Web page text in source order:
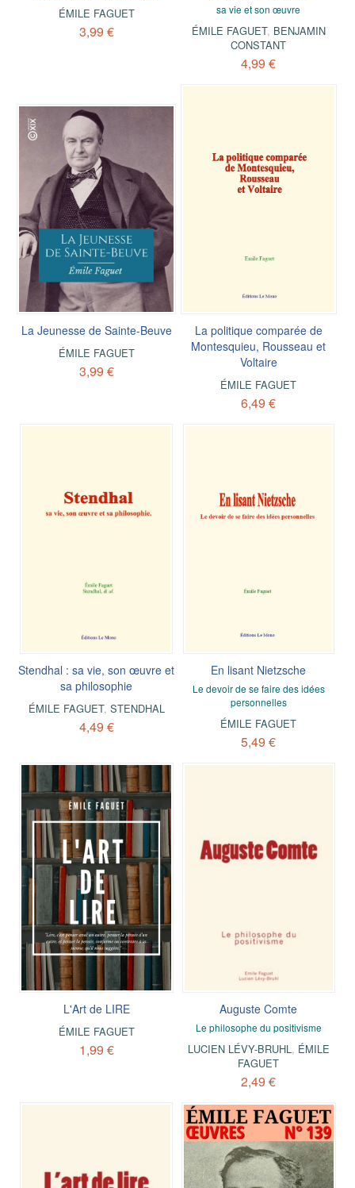
ÉMILE FAGUET
3,99 €
sa vie et son œuvre
ÉMILE FAGUET, BENJAMIN
CONSTANT
4,99 €
La Jeunesse de Sainte-Beuve
ÉMILE FAGUET
3,99 €
La politique comparée de
Montesquieu, Rousseau et
Voltaire
ÉMILE FAGUET
6,49 €
Stendhal : sa vie, son œuvre et
sa philosophie
ÉMILE FAGUET, STENDHAL
4,49 €
En lisant Nietzsche
Le devoir de se faire des idées
personnelles
ÉMILE FAGUET
5,49 €
L'Art de LIRE
ÉMILE FAGUET
1,99 €
Auguste Comte
Le philosophe du positivisme
LUCIEN LÉVY-BRUHL, ÉMILE
FAGUET
2,49 €